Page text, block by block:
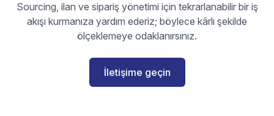
Sourcing, ilan ve sipariş yönetimi için tekrarlanabilir bir iş
akışı kurmanıza yardım ederiz; böylece kârlı şekilde
ölçeklemeye odaklanırsınız.
İletişime geçin